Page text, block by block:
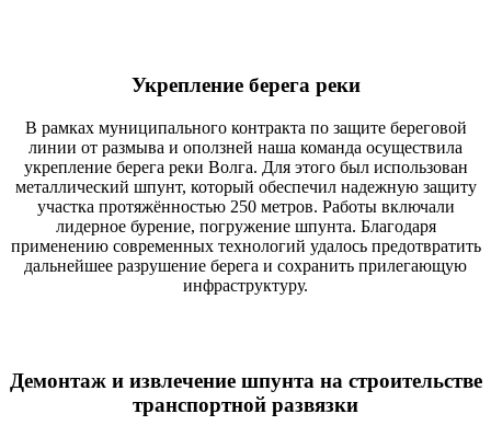
Укрепление берега реки
В рамках муниципального контракта по защите береговой
линии от размыва и оползней наша команда осуществила
укрепление берега реки Волга. Для этого был использован
металлический шпунт, который обеспечил надежную защиту
участка протяжённостью 250 метров. Работы включали
лидерное бурение, погружение шпунта. Благодаря
применению современных технологий удалось предотвратить
дальнейшее разрушение берега и сохранить прилегающую
инфраструктуру.
Демонтаж и извлечение шпунта на строительстве
транспортной развязки